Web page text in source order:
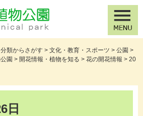
分類からさがす > 文化・教育・スポーツ > 公園 >
園 > 開花情報・植物を知る > 花の開花情報 > 20
日